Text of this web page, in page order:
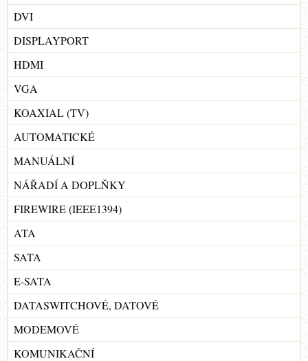
DVI
DISPLAYPORT
HDMI
VGA
KOAXIAL (TV)
AUTOMATICKÉ
MANUÁLNÍ
NÁŘADÍ A DOPLŇKY
FIREWIRE (IEEE1394)
ATA
SATA
E-SATA
DATASWITCHOVÉ, DATOVÉ
MODEMOVÉ
KOMUNIKAČNÍ